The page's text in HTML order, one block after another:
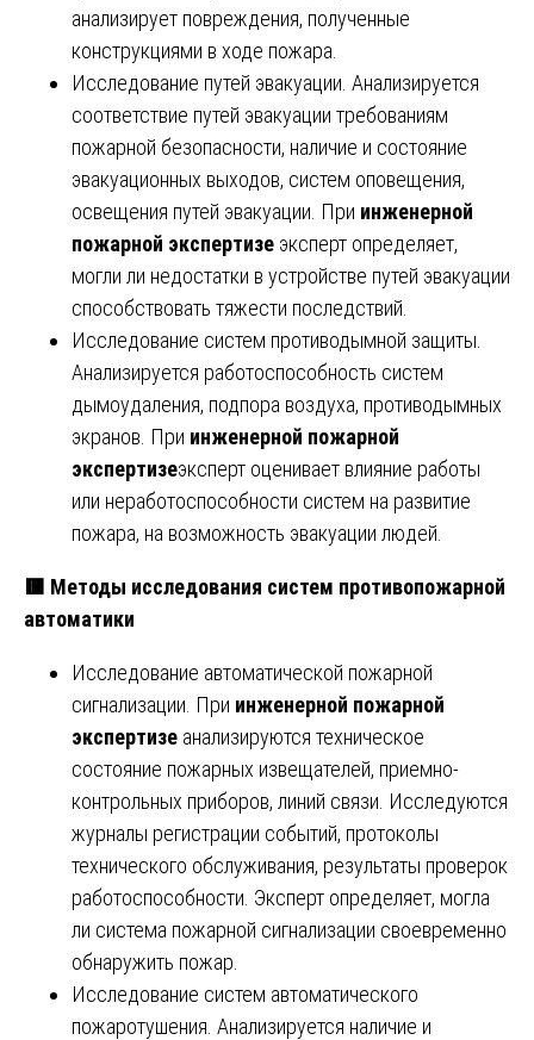
анализирует повреждения, полученные
конструкциями в ходе пожара.
Исследование путей эвакуации. Анализируется
соответствие путей эвакуации требованиям
пожарной безопасности, наличие и состояние
эвакуационных выходов, систем оповещения,
освещения путей эвакуации. При инженерной
пожарной экспертизе эксперт определяет,
могли ли недостатки в устройстве путей эвакуации
способствовать тяжести последствий.
Исследование систем противодымной защиты.
Анализируется работоспособность систем
дымоудаления, подпора воздуха, противодымных
экранов. При инженерной пожарной
экспертизеэксперт оценивает влияние работы
или неработоспособности систем на развитие
пожара, на возможность эвакуации людей.
🟥 Методы исследования систем противопожарной
автоматики
Исследование автоматической пожарной
сигнализации. При инженерной пожарной
экспертизе анализируются техническое
состояние пожарных извещателей, приемно-
контрольных приборов, линий связи. Исследуются
журналы регистрации событий, протоколы
технического обслуживания, результаты проверок
работоспособности. Эксперт определяет, могла
ли система пожарной сигнализации своевременно
обнаружить пожар.
Исследование систем автоматического
пожаротушения. Анализируется наличие и